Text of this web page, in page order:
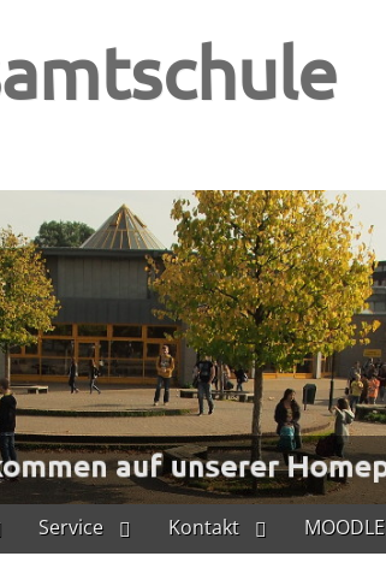
Service Kontakt MOODLE